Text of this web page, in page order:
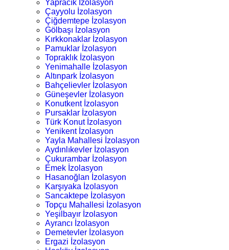
Yapracık İzolasyon
Çayyolu İzolasyon
Çiğdemtepe İzolasyon
Gölbaşı İzolasyon
Kırkkonaklar İzolasyon
Pamuklar İzolasyon
Topraklık İzolasyon
Yenimahalle İzolasyon
Altınpark İzolasyon
Bahçelievler İzolasyon
Güneşevler İzolasyon
Konutkent İzolasyon
Pursaklar İzolasyon
Türk Konut İzolasyon
Yenikent İzolasyon
Yayla Mahallesi İzolasyon
Aydınlıkevler İzolasyon
Çukurambar İzolasyon
Emek İzolasyon
Hasanoğlan İzolasyon
Karşıyaka İzolasyon
Sancaktepe İzolasyon
Topçu Mahallesi İzolasyon
Yeşilbayır İzolasyon
Ayrancı İzolasyon
Demetevler İzolasyon
Ergazi İzolasyon